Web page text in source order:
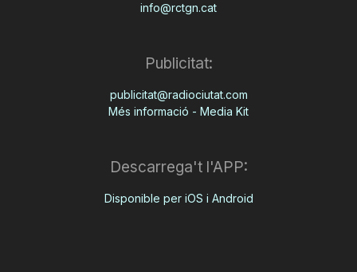
info@rctgn.cat
Publicitat:
publicitat@radiociutat.com
Més informació - Media Kit
Descarrega't l'APP:
Disponible per iOS i Android